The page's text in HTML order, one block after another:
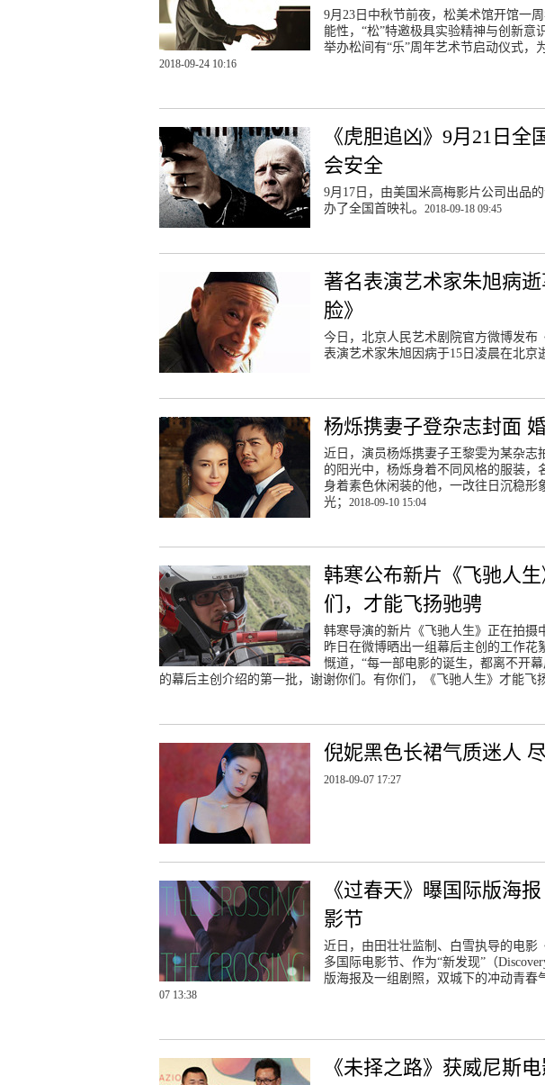
9月23日中秋节前夜，松美术馆开馆一
能性，“松”特邀极具实验精神与创新意
举办松间有“乐”周年艺术节启动仪式，
2018-09-24 10:16
《虎胆追凶》9月21日
会安全
9月17日，由美国米高梅影片公司出品
办了全国首映礼。 2018-09-18 09:45
著名表演艺术家朱旭病
脸》
今日，北京人民艺术剧院官方微博发布
表演艺术家朱旭因病于15日凌晨在北京
杨烁携妻子登杂志封面
近日，演员杨烁携妻子王黎雯为某杂志
的阳光中，杨烁身着不同风格的服装，
身着素色休闲装的他，一改往日沉稳形
光； 2018-09-10 15:04
韩寒公布新片《飞驰人
们，才能飞扬驰骋
韩寒导演的新片《飞驰人生》正在拍摄
昨日在微博晒出一组幕后主创的工作
慨道，“每一部电影的诞生，都离不开
的幕后主创介绍的第一批，谢谢你们。有你们，《飞驰人生》才能飞
倪妮黑色长裙气质迷人
2018-09-07 17:27
《过春天》曝国际版海
影节
近日，由田壮壮监制、白雪执导的电影
多国际电影节、作为“新发现”（
版海报及一组剧照，双城下的冲动青春
07 13:38
《未择之路》获威尼斯